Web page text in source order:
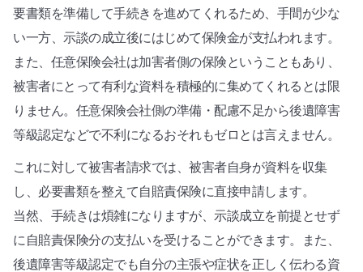
要書類を準備して手続きを進めてくれるため、手間が少な
い一方、示談の成立後にはじめて保険金が支払われます。
また、任意保険会社は加害者側の保険ということもあり、
被害者にとって有利な資料を積極的に集めてくれるとは限
りません。任意保険会社側の準備・配慮不足から後遺障害
等級認定などで不利になるおそれもゼロとは言えません。
これに対して被害者請求では、被害者自身が資料を収集
し、必要書類を整えて自賠責保険に直接申請します。
当然、手続きは煩雑になりますが、示談成立を前提とせず
に自賠責保険分の支払いを受けることができます。また、
後遺障害等級認定でも自分の主張や症状を正しく伝わる資